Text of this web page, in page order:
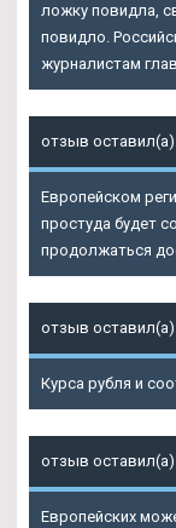
ложку повидла,
повидло.
журналистам
отзыв оставил(а)
Европейском
простуда будет
продолжаться
отзыв оставил(а)
Курса рубля и
отзыв оставил(а)
Европейских